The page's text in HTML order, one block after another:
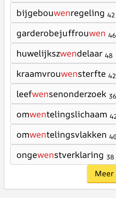
bijgebouwenregeling 42
garderobejuffrouwen 46
huwelijkszwendelaar 48
kraamvrouwensterfte 42
leefwensenonderzoek 36
omwentelingslichaam
omwentelingsvlakken
ongewenstverklaring 38